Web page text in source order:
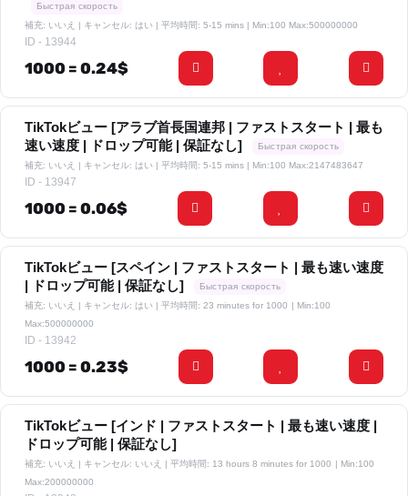
Быстрая скорость
補充: いいえ | キャンセル: はい | 平均時間: 5-15 mins | Min:100 Max:500000000
ID - 13944
1000 = 0.24$
TikTokビュー [アラブ首長国連邦 | ファストスタート | 最も
速い速度 | ドロップ可能 | 保証なし]
Быстрая скорость
補充: いいえ | キャンセル: はい | 平均時間: 5-15 mins | Min:100 Max:2147483647
ID - 13947
1000 = 0.06$
TikTokビュー [スペイン | ファストスタート | 最も速い速度
| ドロップ可能 | 保証なし]
Быстрая скорость
補充: いいえ | キャンセル: はい | 平均時間: 23 minutes for 1000 | Min:100
Max:500000000
ID - 13942
1000 = 0.23$
TikTokビュー [インド | ファストスタート | 最も速い速度 |
ドロップ可能 | 保証なし]
補充: いいえ | キャンセル: いいえ | 平均時間: 13 hours 8 minutes for 1000 | Min:100
Max:200000000